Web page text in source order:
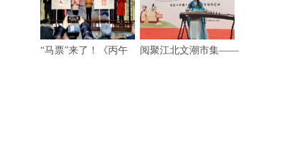
“马票”来了！《丙午 阅聚江北文潮市集——